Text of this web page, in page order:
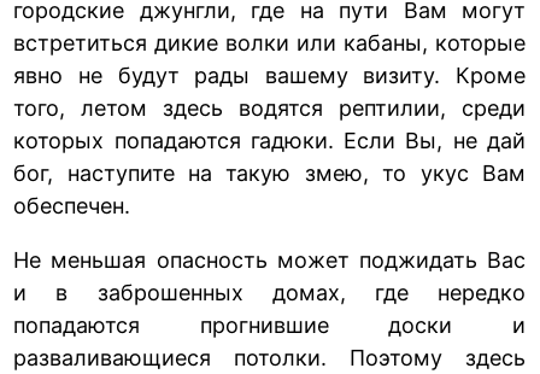
городские джунгли, где на пути Вам могут
встретиться дикие волки или кабаны, которые
явно не будут рады вашему визиту. Кроме
того, летом здесь водятся рептилии, среди
которых попадаются гадюки. Если Вы, не дай
бог, наступите на такую змею, то укус Вам
обеспечен.
Не меньшая опасность может поджидать Вас
и в заброшенных домах, где нередко
попадаются прогнившие доски и
разваливающиеся потолки. Поэтому здесь